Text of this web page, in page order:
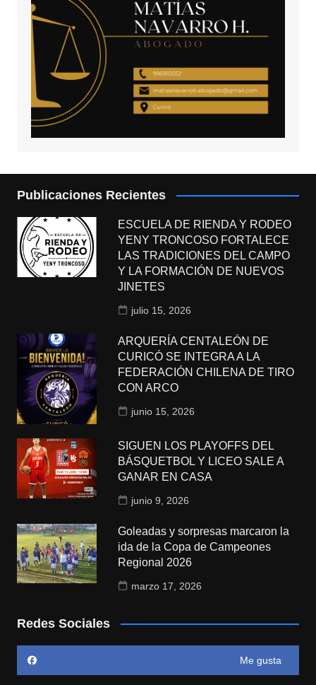
Publicaciones Recientes
ESCUELA DE RIENDA Y RODEO
YENY TRONCOSO FORTALECE
LAS TRADICIONES DEL CAMPO
Y LA FORMACIÓN DE NUEVOS
JINETES
julio 15, 2026
ARQUERÍA CENTALEÓN DE
CURICÓ SE INTEGRA A LA
FEDERACIÓN CHILENA DE TIRO
CON ARCO
junio 15, 2026
SIGUEN LOS PLAYOFFS DEL
BÁSQUETBOL Y LICEO SALE A
GANAR EN CASA
junio 9, 2026
Goleadas y sorpresas marcaron la
ida de la Copa de Campeones
Regional 2026
marzo 17, 2026
Redes Sociales
Me gusta